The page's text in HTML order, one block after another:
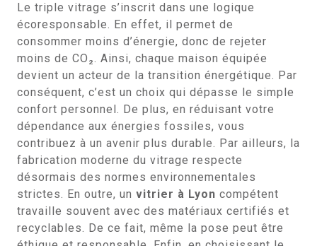
Le triple vitrage s’inscrit dans une logique
écoresponsable. En effet, il permet de
consommer moins d’énergie, donc de rejeter
moins de CO₂. Ainsi, chaque maison équipée
devient un acteur de la transition énergétique. Par
conséquent, c’est un choix qui dépasse le simple
confort personnel. De plus, en réduisant votre
dépendance aux énergies fossiles, vous
contribuez à un avenir plus durable. Par ailleurs, la
fabrication moderne du vitrage respecte
désormais des normes environnementales
strictes. En outre, un vitrier à Lyon compétent
travaille souvent avec des matériaux certifiés et
recyclables. De ce fait, même la pose peut être